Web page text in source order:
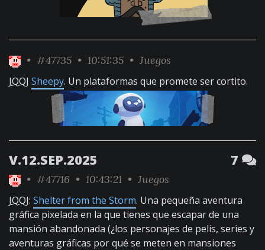
• #47735 • 10:51:35 • Juegos
JQQJ Sheepy. Un plataformas que promete ser cortito.
V.12.SEP.2025 7
• #47716 • 10:43:21 • Juegos
JQQJ: Shelter from the Storm. Una pequeña aventura
gráfica pixelada en la que tienes que escapar de una
mansión abandonada (¿los personajes de pelis, series y
aventuras gráficas por qué se meten en mansiones